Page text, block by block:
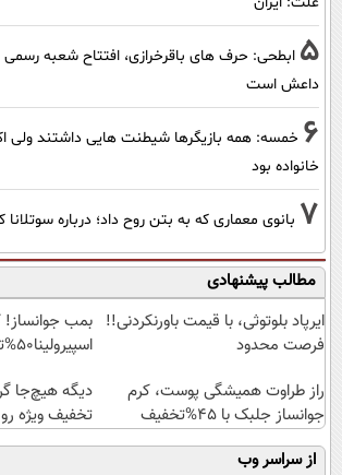
5 ابطحی: حرف های باقرخرازی، افتتاح شعبه
داعش است
6 خمسه: همه بازیگرها شیطنت هایی داشتند ولی
خانواده بود
7 بانوی معماری که به بتن روح داد؛ درباره سوتلانا
مطالب پیشنهادی
ایرپاد بلوتوثی، با قیمت باورنکردنی!!
فرصت محدود
بمب
اسپیرولینا50%تخفیف
راز طراوت همیشگی پوست، کرم
جوانساز جلبک با 45%تخفیف
دیگه هیچ‌جا
تخفیف ویژه
از سراسر وب